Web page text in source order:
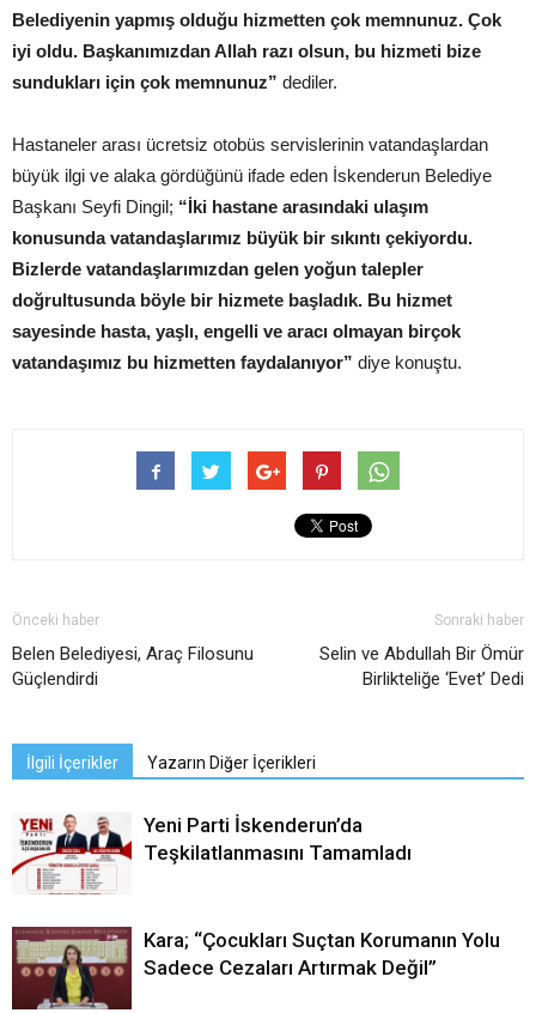
Belediyenin yapmış olduğu hizmetten çok memnunuz. Çok
iyi oldu. Başkanımızdan Allah razı olsun, bu hizmeti bize
sundukları için çok memnunuz” dediler.
Hastaneler arası ücretsiz otobüs servislerinin vatandaşlardan
büyük ilgi ve alaka gördüğünü ifade eden İskenderun Belediye
Başkanı Seyfi Dingil; “İki hastane arasındaki ulaşım
konusunda vatandaşlarımız büyük bir sıkıntı çekiyordu.
Bizlerde vatandaşlarımızdan gelen yoğun talepler
doğrultusunda böyle bir hizmete başladık. Bu hizmet
sayesinde hasta, yaşlı, engelli ve aracı olmayan birçok
vatandaşımız bu hizmetten faydalanıyor” diye konuştu.
Önceki haber
Belen Belediyesi, Araç Filosunu
Güçlendirdi
Sonraki haber
Selin ve Abdullah Bir Ömür
Birlikteliğe ‘Evet’ Dedi
İlgili İçerikler Yazarın Diğer İçerikleri
Yeni Parti İskenderun’da
Teşkilatlanmasını Tamamladı
Kara; “Çocukları Suçtan Korumanın Yolu
Sadece Cezaları Artırmak Değil”